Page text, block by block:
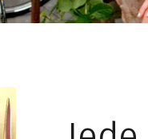
23, 4910 RIED IM